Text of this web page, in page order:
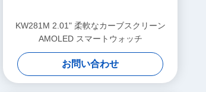
KW281M 2.01" 柔軟なカーブスクリーン
AMOLED スマートウォッチ
お問い合わせ